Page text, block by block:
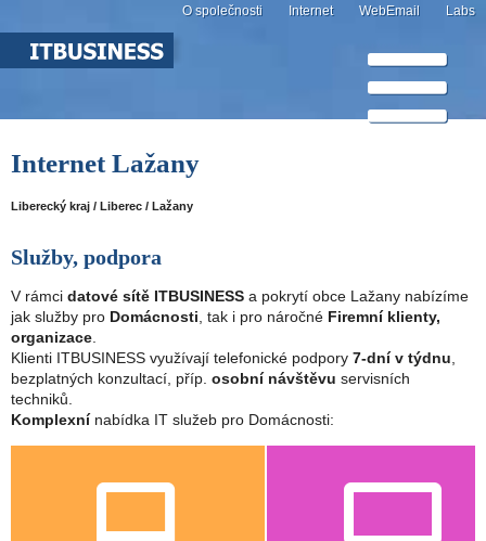
O společnosti Internet WebEmail Labs
Internet Lažany
Liberecký kraj / Liberec / Lažany
Služby, podpora
V rámci datové sítě ITBUSINESS a pokrytí obce Lažany nabízíme
jak služby pro Domácnosti , tak i pro náročné Firemní klienty,
organizace
Klienti ITBUSINESS využívají telefonické podpory 7-dní v týdnu
bezplatných konzultací, příp. osobní návštěvu servisních
techniků.
Komplexnínabídka IT služeb pro Domácnosti: